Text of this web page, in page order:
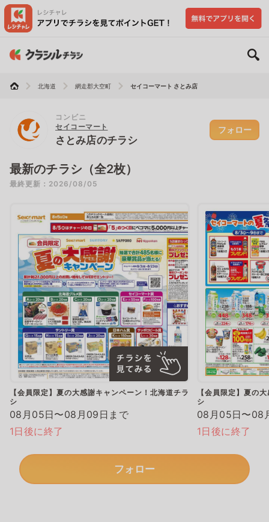
北海道 網走郡大空町 セイコーマート さとみ店
コンビニ
セイコーマート
さとみ店のチラシ
フォロー
最新のチラシ（全2枚）
最終更新：2026/08/05
【会員限定】夏の大感謝キャンペーン！北海道チラ
シ
08月05日〜08月09日まで
1日後に終了
【会員限定】夏の
シ
08月05日〜08
1日後に終了
フォロー